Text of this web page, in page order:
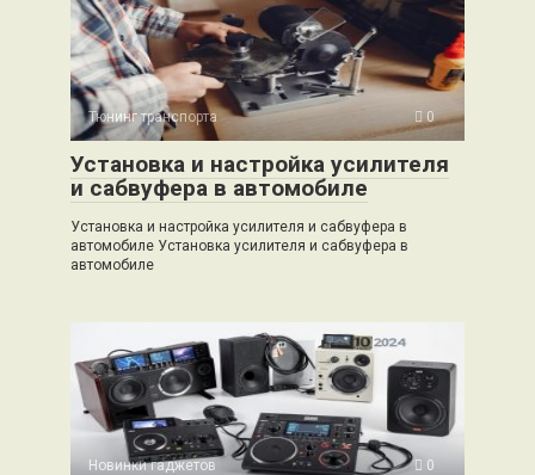
Тюнинг транспорта 0
Установка и настройка усилителя
и сабвуфера в автомобиле
Установка и настройка усилителя и сабвуфера в
автомобиле Установка усилителя и сабвуфера в
автомобиле
Новинки гаджетов 0